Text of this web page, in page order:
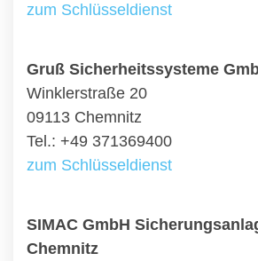
zum Schlüsseldienst
Gruß Sicherheitssysteme
Winklerstraße 20
09113 Chemnitz
Tel.: +49 371369400
zum Schlüsseldienst
SIMAC GmbH
Chemnitz